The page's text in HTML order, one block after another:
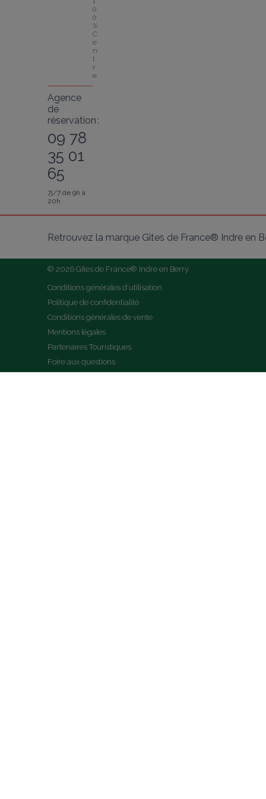
0
0
%
C
e
n
t
r
e
Agence
de
réservation :
09 78
35 01
65
7j/7 de 9h à
20h
Retrouvez la marque Gîtes de France® Indre en
© 2026 Gîtes de France® Indre en Berry
Conditions générales d'utilisation
Politique de confidentialité
Conditions générales de vente
Mentions légales
Partenaires Touristiques
Foire aux questions